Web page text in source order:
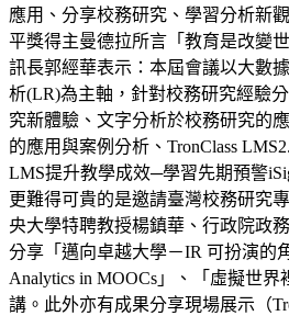
應用、分享校務研究、學習分析新
平獎得主曼德拉所言「教育是改變
訊長郭經華表示：本屆會議以大數
析(LR)為主軸，針對校務研究經驗
究新體驗、文字分析於校務研究的
的應用與案例分析、TronClass
LMS提升教學成效─學習先期預警
更難得可貴的是邀請臺灣校務研究
央大學特聘教授楊鎮華、行政院政
分享「邁向卓越大學－IR 可扮演的
Analytics in MOOCs」、「虛擬世
講。此外亦有成果分享現場展示（